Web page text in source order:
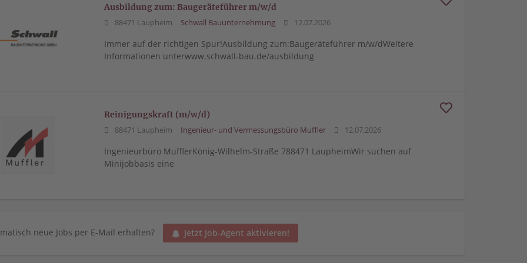
Ausbildung zum: Baugeräteführer m/w/d
88471 Laupheim Schwall Bauunternehmung 12.07.2026
Immer auf der richtigen Spur!Ausbildung zum:Baugeräteführer m/w/dWeitere
Informationen unterwww.schwall-bau.de/ausbildung
Reinigungskraft (m/w/d)
88471 Laupheim Ingenieur- und Vermessungsbüro Muffler 12.07.2026
Ingenieurbüro MufflerKönig-Wilhelm-Straße 788471 LaupheimWir suchen auf
Minijobbasis eine
neue Jobs per E-Mail erhalten? Jetzt Job-Agent aktivieren!